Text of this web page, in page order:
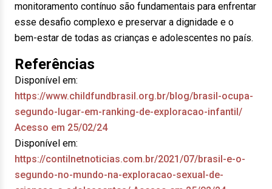
monitoramento contínuo são fundamentais para enfrentar
esse desafio complexo e preservar a dignidade e o
bem-estar de todas as crianças e adolescentes no país.
Referências
Disponível em:
https://www.childfundbrasil.org.br/blog/brasil-ocupa-
segundo-lugar-em-ranking-de-exploracao-infantil/
Acesso em 25/02/24
Disponível em:
https://contilnetnoticias.com.br/2021/07/brasil-e-o-
segundo-no-mundo-na-exploracao-sexual-de-